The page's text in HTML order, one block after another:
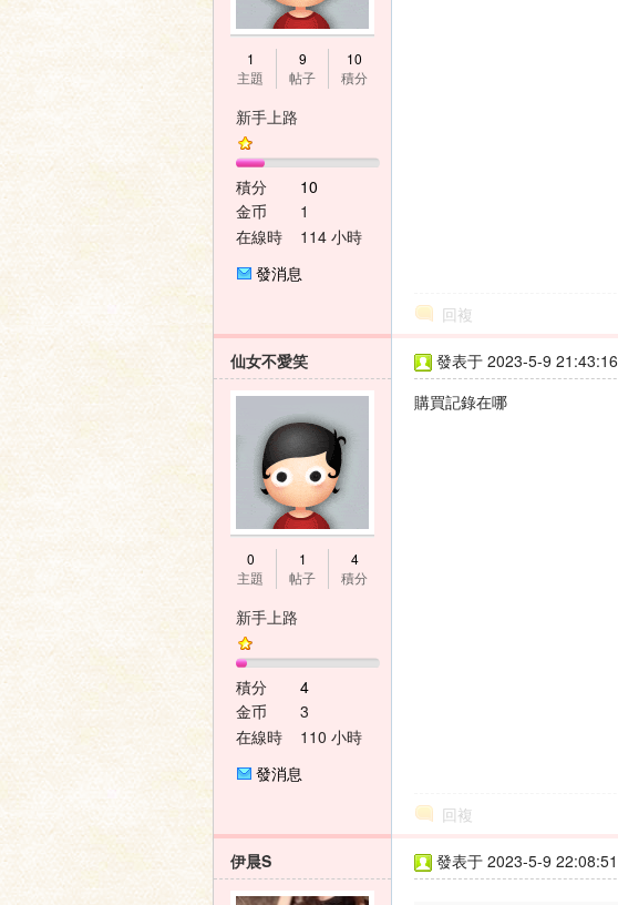
1
主題
9
帖子
10
積分
新手上路
積分
10
金币
1
在線時
114 小時
發消息
回複
仙女不愛笑
0
主題
1
帖子
4
積分
新手上路
積分
4
金币
3
在線時
110 小時
發消息
發表于 2023-5-9 21:43:16
購買記錄在哪
回複
伊晨S 發表于 2023-5-9 22:08:51